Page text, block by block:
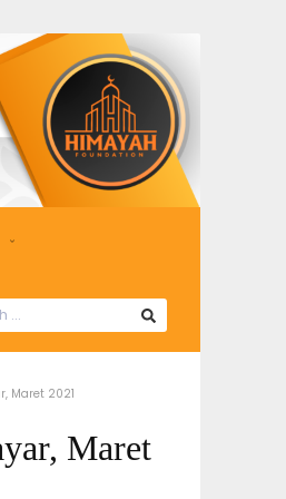
FOR:
Maret 2021
Maret